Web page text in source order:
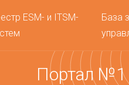
ESM- и ITSM-
База
Портал №1